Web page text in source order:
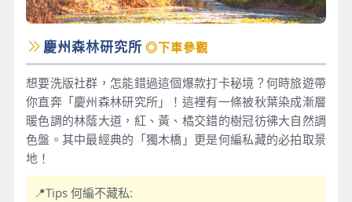
慶州森林研究所 ◎下車參觀
想要洗版社群，怎能錯過這個爆款打卡秘境？何時旅遊帶
你直奔「慶州森林研究所」！這裡有一條被秋葉染成漸層
暖色調的林蔭大道，紅、黃、橘交錯的樹冠彷彿大自然調
色盤。其中最經典的「獨木橋」更是何編私藏的必拍取景
地！
📍Tips 何編不藏私: